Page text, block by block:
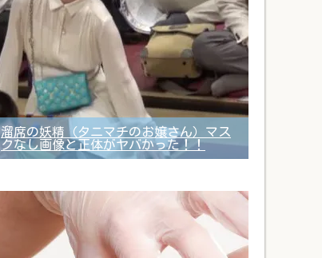
溜席の妖精（タニマチのお嬢さん）マス
クなし画像と正体がヤバかった！！